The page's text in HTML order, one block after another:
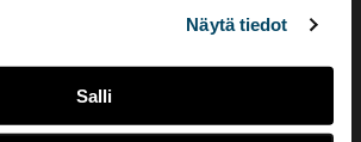
Näytä tiedot
Salli